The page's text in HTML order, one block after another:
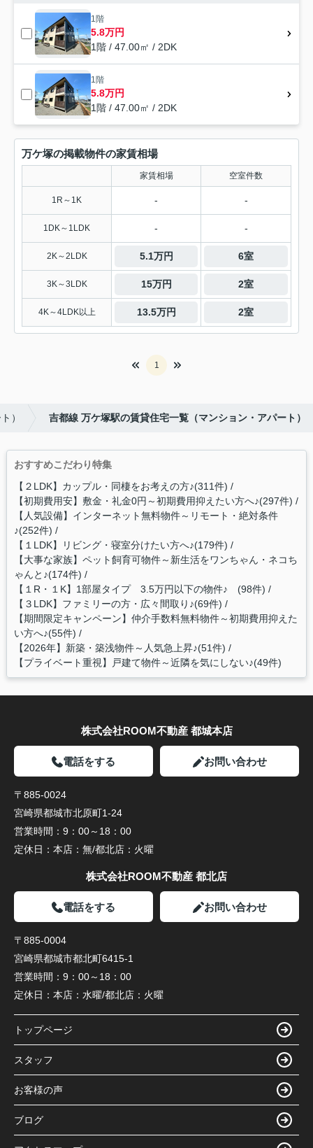
1階
5.8万円
1階 / 47.00㎡ / 2DK
1階
5.8万円
1階 / 47.00㎡ / 2DK
万ケ塚の掲載物件の家賃相場
家賃相場 空室件数
1R～1K - -
1DK～1LDK - -
2K～2LDK 5.1万円 6室
3K～3LDK 15万円 2室
4K～4LDK以上 13.5万円 2室
1
） 吉都線 万ケ塚駅の賃貸住宅一覧（マンション・アパート）
おすすめこだわり特集
【２LDK】カップル・同棲をお考えの方♪(311件)
【初期費用安】敷金・礼金0円～初期費用抑えたい方へ♪(297件)
【人気設備】インターネット無料物件～リモート・絶対条件
♪(252件)
【１LDK】リビング・寝室分けたい方へ♪(179件)
【大事な家族】ペット飼育可物件～新生活をワンちゃん・ネコち
ゃんと♪(174件)
【１R・１K】1部屋タイプ 3.5万円以下の物件♪ (98件)
【３LDK】ファミリーの方・広々間取り♪(69件)
【期間限定キャンペーン】仲介手数料無料物件～初期費用抑えた
い方へ♪(55件)
【2026年】新築・築浅物件～人気急上昇♪(51件)
【プライベート重視】戸建て物件～近隣を気にしない♪(49件)
株式会社ROOM不動産 都城本店
電話をする お問い合わせ
〒885-0024
宮崎県都城市北原町1-24
営業時間： 9：00～18：00
定休日： 本店：無/都北店：火曜
株式会社ROOM不動産 都北店
電話をする お問い合わせ
〒885-0004
宮崎県都城市都北町6415-1
営業時間： 9：00～18：00
定休日： 本店：水曜/都北店：火曜
トップページ
スタッフ
お客様の声
ブログ